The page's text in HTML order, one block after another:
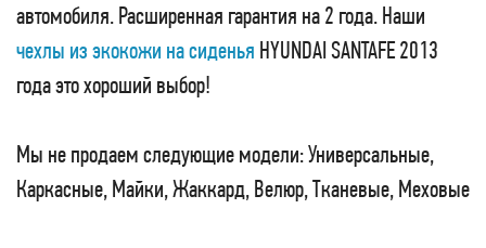
автомобиля. Расширенная гарантия на 2 года. Наши
чехлы из экокожи на сиденья HYUNDAI SANTAFE 2013
года это хороший выбор!
Мы не продаем следующие модели: Универсальные,
Каркасные, Майки, Жаккард, Велюр, Тканевые, Меховые